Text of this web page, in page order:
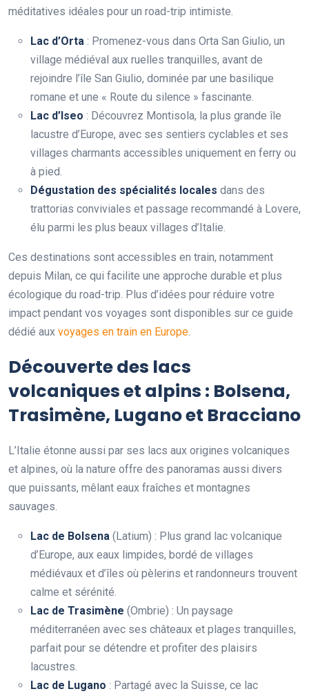
méditatives idéales pour un road-trip intimiste.
Lac d’Orta : Promenez-vous dans Orta San Giulio, un
village médiéval aux ruelles tranquilles, avant de
rejoindre l’île San Giulio, dominée par une basilique
romane et une « Route du silence » fascinante.
Lac d’Iseo : Découvrez Montisola, la plus grande île
lacustre d’Europe, avec ses sentiers cyclables et ses
villages charmants accessibles uniquement en ferry ou
à pied.
Dégustation des spécialités locales dans des
trattorias conviviales et passage recommandé à Lovere,
élu parmi les plus beaux villages d’Italie.
Ces destinations sont accessibles en train, notamment
depuis Milan, ce qui facilite une approche durable et plus
écologique du road-trip. Plus d’idées pour réduire votre
impact pendant vos voyages sont disponibles sur ce guide
dédié aux voyages en train en Europe
Découverte des lacs
volcaniques et alpins : Bolsena,
Trasimène, Lugano et Bracciano
L’Italie étonne aussi par ses lacs aux origines volcaniques
et alpines, où la nature offre des panoramas aussi divers
que puissants, mêlant eaux fraîches et montagnes
sauvages.
Lac de Bolsena (Latium) : Plus grand lac volcanique
d’Europe, aux eaux limpides, bordé de villages
médiévaux et d’îles où pèlerins et randonneurs trouvent
calme et sérénité.
Lac de Trasimène (Ombrie) : Un paysage
méditerranéen avec ses châteaux et plages tranquilles,
parfait pour se détendre et profiter des plaisirs
lacustres.
Lac de Lugano : Partagé avec la Suisse, ce lac